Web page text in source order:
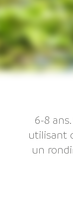
6-8
utilisant
un